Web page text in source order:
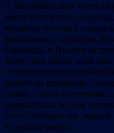
– Волейбол был моим
честь института, –
культуре осталась
вытягиваю туда мужа.
Однажды в Италии
Прогулки вдоль моря
логопедии
родители одобрили.
помог стать отличным
проработала в этом
стол, готовить по новым
чудесные внуки.